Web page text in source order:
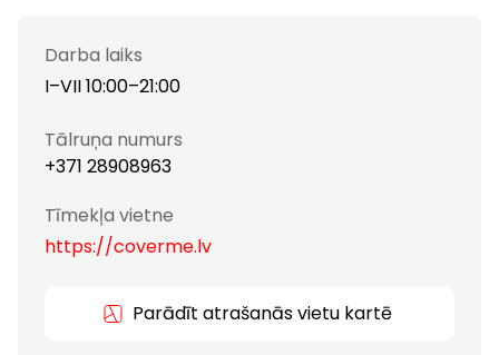
Darba laiks
I–VII 10:00–21:00
Tālruņa numurs
+371 28908963
Tīmekļa vietne
https://coverme.lv
Parādīt atrašanās vietu kartē